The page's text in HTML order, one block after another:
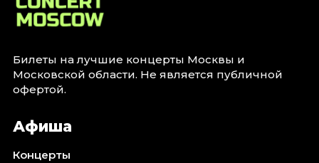
Билеты на лучшие концерты Москвы и
Московской области. Не является публичной
офертой.
Афиша
Концерты